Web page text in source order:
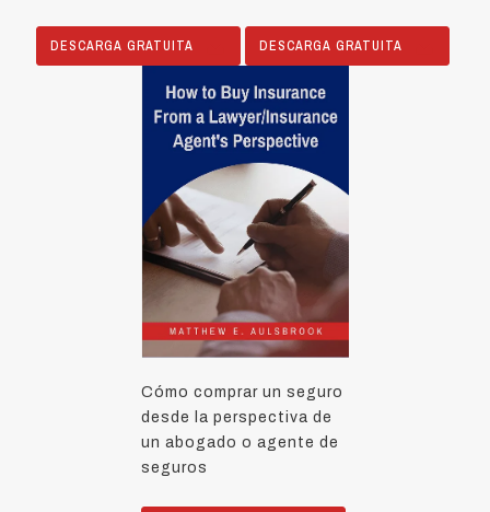
DESCARGA GRATUITA DESCARGA GRATUITA
Cómo comprar un seguro
desde la perspectiva de
un abogado o agente de
seguros